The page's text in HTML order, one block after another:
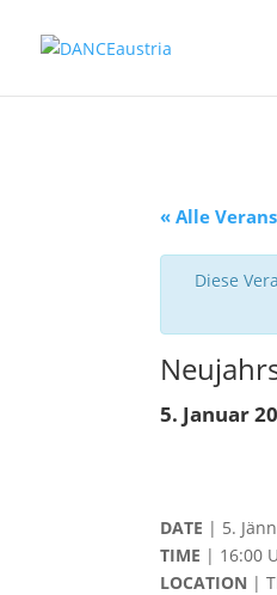
« Alle
Diese
5. Januar
DATE | 5.
TIME | 16:00
LOCATION |